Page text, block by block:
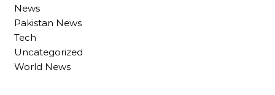
News
Pakistan News
Tech
Uncategorized
World News